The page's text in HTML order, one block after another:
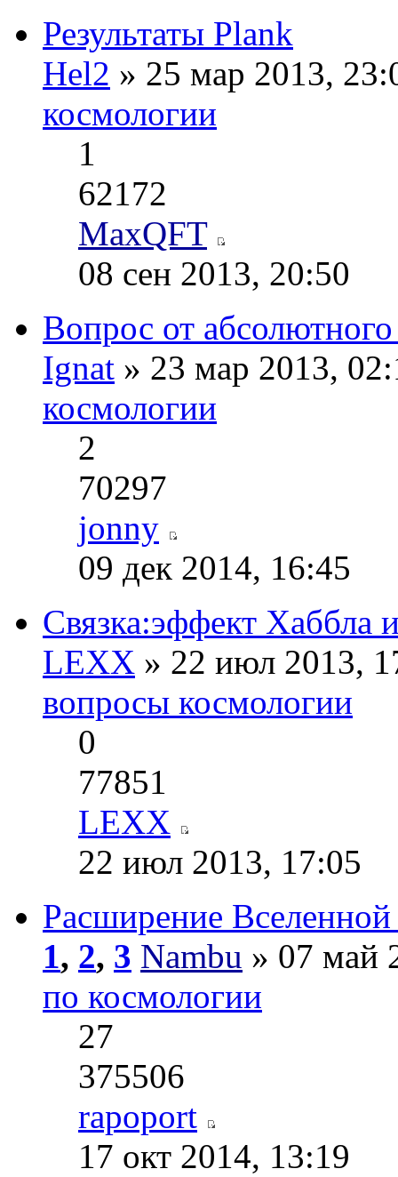
Результаты Plank
Hel2 » 25 мар 2013,
космологии
1
62172
MaxQFT
08 сен 2013, 20:50
Вопрос от
Ignat » 23 мар 2013,
космологии
2
70297
jonny
09 дек 2014, 16:45
Связка:эффект Хаббла
LEXX » 22 июл 2013,
вопросы космологии
0
77851
LEXX
22 июл 2013, 17:05
Расширение Вселенной
1, 2, 3 Nambu » 07 май
по космологии
27
375506
rapoport
17 окт 2014, 13:19